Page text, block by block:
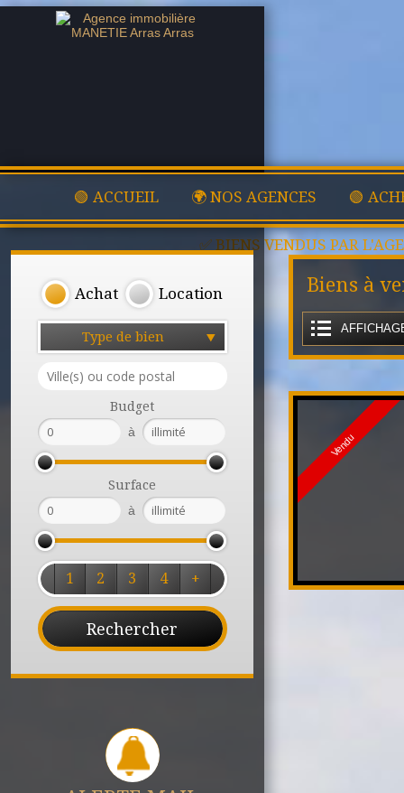
🟢 ACCUEIL 🌍 NOS AGENCES 🟢
✅ BIENS VENDUS PAR
Achat Location
Type de bien
Budget
à
Surface
à
1 2 3 4 +
Biens à
Vendu